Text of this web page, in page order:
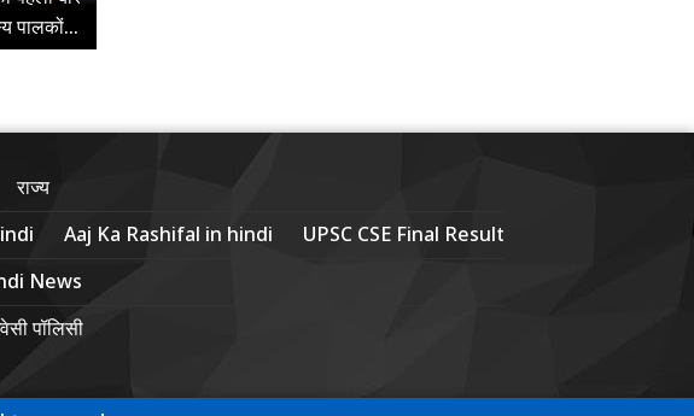
पालकों...
राज्य
Aaj Ka Rashifal in hindi UPSC CSE Final Result
News
पॉलिसी